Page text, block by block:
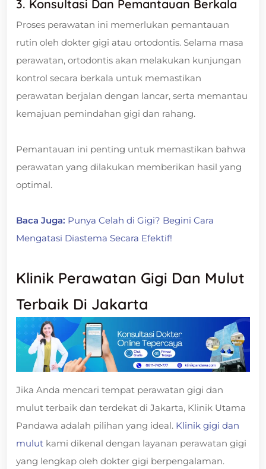
3. Konsultasi Dan Pemantauan Berkala
Proses perawatan ini memerlukan pemantauan
rutin oleh dokter gigi atau ortodontis. Selama masa
perawatan, ortodontis akan melakukan kunjungan
kontrol secara berkala untuk memastikan
perawatan berjalan dengan lancar, serta memantau
kemajuan pemindahan gigi dan rahang.
Pemantauan ini penting untuk memastikan bahwa
perawatan yang dilakukan memberikan hasil yang
optimal.
Baca Juga: Punya Celah di Gigi? Begini Cara
Mengatasi Diastema Secara Efektif!
Klinik Perawatan Gigi Dan Mulut
Terbaik Di Jakarta
Jika Anda mencari tempat perawatan gigi dan
mulut terbaik dan terdekat di Jakarta, Klinik Utama
Pandawa adalah pilihan yang ideal. Klinik gigi dan
mulut kami dikenal dengan layanan perawatan gigi
yang lengkap oleh dokter gigi berpengalaman.